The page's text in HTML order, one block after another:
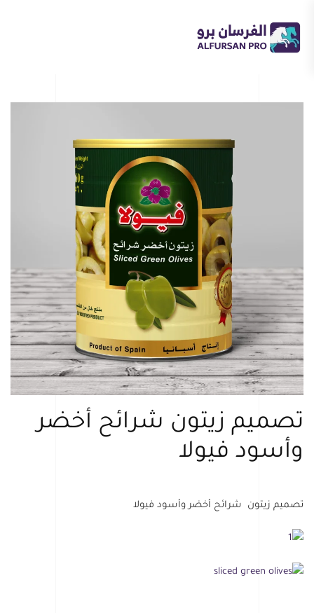
Skip
to
تصميم زيتون شرائح أخضر
وأسود فيولا
تصميم زيتون شرائح أخضر وأسود فيولا